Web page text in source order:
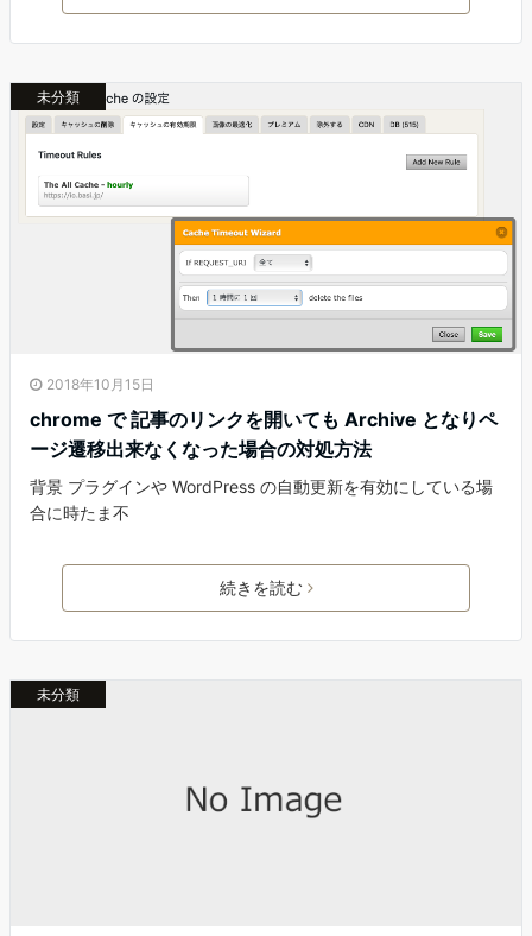
未分類
2018年10月15日
chrome で 記事のリンクを開いても Archive となりペ
ージ遷移出来なくなった場合の対処方法
背景 プラグインや WordPress の自動更新を有効にしている場
合に時たま不
続きを読む
未分類